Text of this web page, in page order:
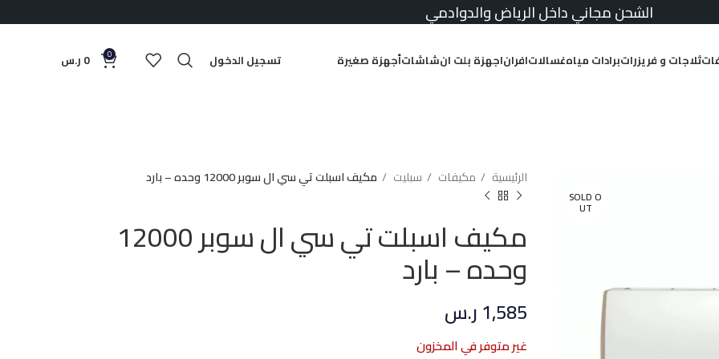
الشحن مجاني داخل الرياض والدوادمي
ثلاجات و فريزراتبرادات مياهغسالاتافراناجهزة بلت انشاشاتأجهزة صغيرة تسجيل الدخول 0
0 ر.س
SOLD O
UT
الرئيسية مكيفات سبليت مكيف اسبلت تي سي ال سوبر 12000 وحده – بارد
مكيف اسبلت تي سي ال سوبر 12000
وحده – بارد
1,585ر.س
غير متوفر في المخزون